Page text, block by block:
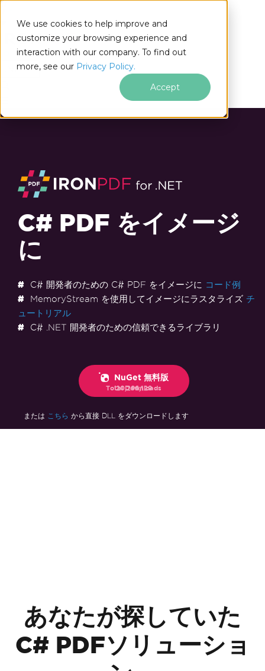
We use cookies to help improve and
customize your browsing experience and
interaction with our company. To find out
more, see our Privacy Policy.
Accept
.NET
C# PDF をイメージ
に
C# 開発者のための C# PDF をイメージに コード例
MemoryStream を使用してイメージにラスタライズ チ
ュートリアル
C# .NET 開発者のための信頼できるライブラリ
NuGet 無料版
Total Downloads
20,296,129
または こちら から直接 DLL をダウンロードします
あなたが探していた
C# PDFソリューショ